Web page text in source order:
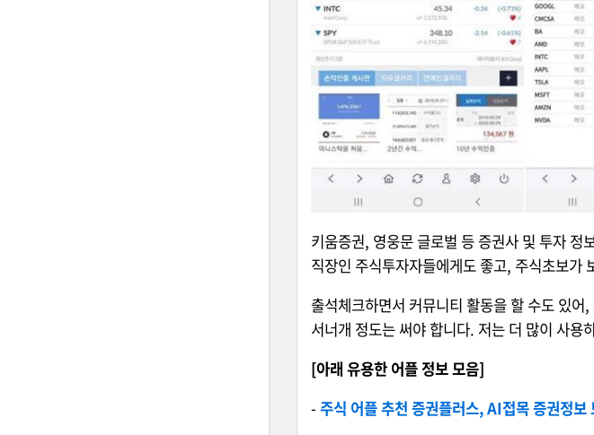
키움증권, 영웅문 글로벌 등 증권사 및 투자 정
직장인 주식투자자들에게도 좋고, 주식초보가
출석체크하면서 커뮤니티 활동을 할 수도 있
서너개 정도는 써야 합니다. 저는 더 많이 사용
[아래 유용한 어플 정보 모음]
- 주식 어플 추천 증권플러스, AI접목 증권정보